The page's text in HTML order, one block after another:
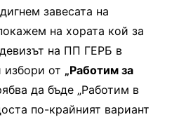
завесата на
на хората кой за
на ПП ГЕРБ в
от „Работим за
да бъде „Работим в
по-крайният вариант